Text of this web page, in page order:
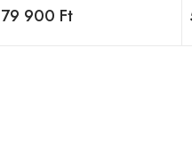
79 900 Ft